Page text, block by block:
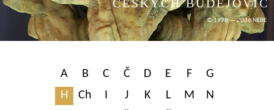
ČESKÝCH BUDĚJOVIC
© 1998 — 2026 NEBE
A B C Č D E F
G
H
Ch I J K L M
N